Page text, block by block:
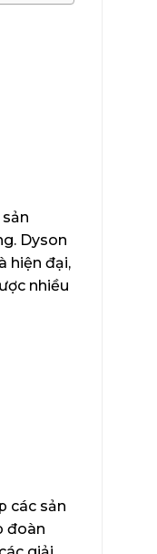
Dyson
hiện đại,
nhiều
các sản
đoàn